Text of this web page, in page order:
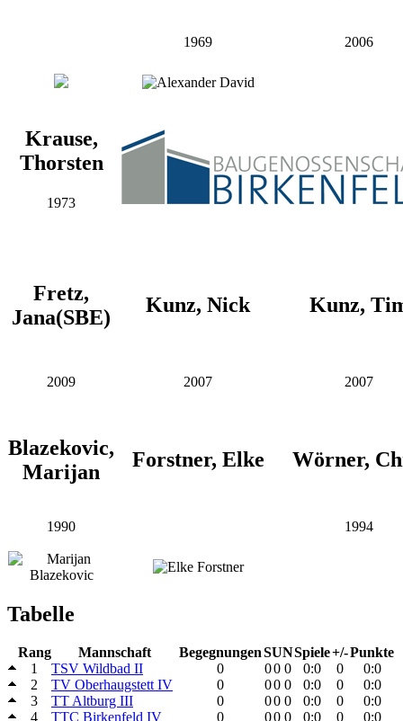
1969 2006
Krause,
Thorsten
1973
Fretz,
Jana(SBE)
Kunz, Nick Kunz,
2009 2007 2007
Blazekovic,
Marijan
Forstner, Elke Wörner,
1990 1994
Tabelle
Rang Mannschaft BegegnungenSUNSpiele+/-Punkte
1
TSV Wildbad II 0 00 0 0:0 0
0:0
2
TV Oberhaugstett IV 0 00 0 0:0 0
0:0
3
TT Altburg III 0 00 0 0:0 0
0:0
4
TTC Birkenfeld IV 0 00 0 0:0 0
0:0